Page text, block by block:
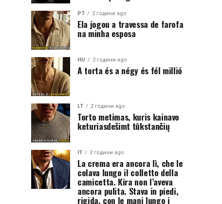
PT 2 години ago
Ela jogou a travessa de farofa
na minha esposa
HU 2 години ago
A torta és a négy és fél millió
LT 2 години ago
Torto metimas, kuris kainavo
keturiasdešimt tūkstančių
IT 2 години ago
La crema era ancora lì, che le
colava lungo il colletto della
camicetta. Kira non l’aveva
ancora pulita. Stava in piedi,
rigida, con le mani lungo i